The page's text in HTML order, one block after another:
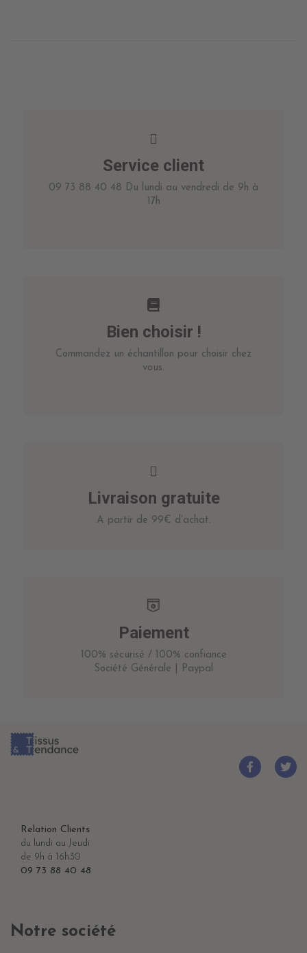
Service client
09 73 88 40 48 Du lundi au vendredi de 9h à
17h
Bien choisir !
Commandez un échantillon pour choisir chez
vous.
Livraison gratuite
A partir de 99€ d’achat.
Paiement
100% sécurisé / 100% confiance
Société Générale | Paypal
Relation Clients
du lundi au Jeudi
de 9h à 16h30
09 73 88 40 48
Notre société